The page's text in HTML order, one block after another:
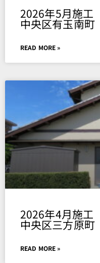
2026年5
中央区有
READ MORE »
2026年4
中央区三
READ MORE »